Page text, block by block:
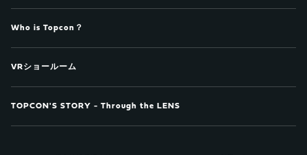
Who is Topcon？
VRショールーム
TOPCON'S STORY - Through the LENS